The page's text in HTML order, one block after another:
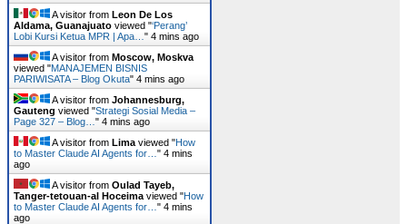
A visitor from Leon De Los
Aldama, Guanajuato viewed "‘Perang’
Lobi Kursi Ketua MPR | Apa… " 4 mins ago
A visitor from Moscow, Moskva
viewed "MANAJEMEN BISNIS
PARIWISATA – Blog Okuta" 4 mins ago
A visitor from Johannesburg,
Gauteng viewed "Strategi Sosial Media –
Page 327 – Blog… " 4 mins ago
A visitor from Lima viewed "How
to Master Claude AI Agents for… " 4 mins
ago
A visitor from Oulad Tayeb,
Tanger-tetouan-al Hoceima viewed "How
to Master Claude AI Agents for… " 4 mins
ago